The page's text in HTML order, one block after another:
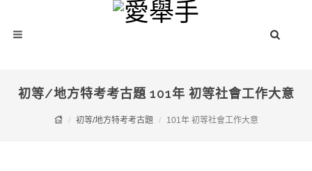
初等/地方特考考古題 101年 初等社會工作大意
初等/地方特考考古題 101年 初等社會工作大意